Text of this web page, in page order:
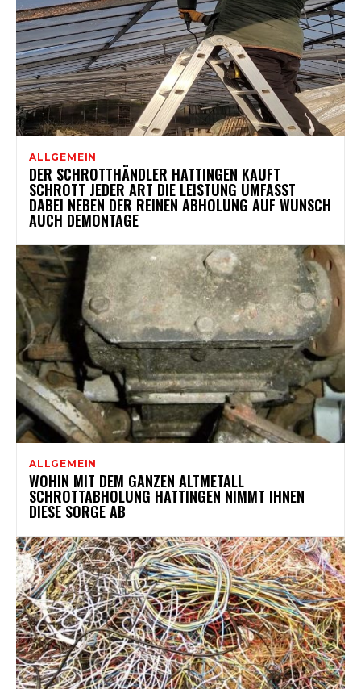
ALLGEMEIN
DER SCHROTTHÄNDLER HATTINGEN KAUFT
SCHROTT JEDER ART DIE LEISTUNG UMFASST
DABEI NEBEN DER REINEN ABHOLUNG AUF WUNSCH
AUCH DEMONTAGE
ALLGEMEIN
WOHIN MIT DEM GANZEN ALTMETALL
SCHROTTABHOLUNG HATTINGEN NIMMT IHNEN
DIESE SORGE AB